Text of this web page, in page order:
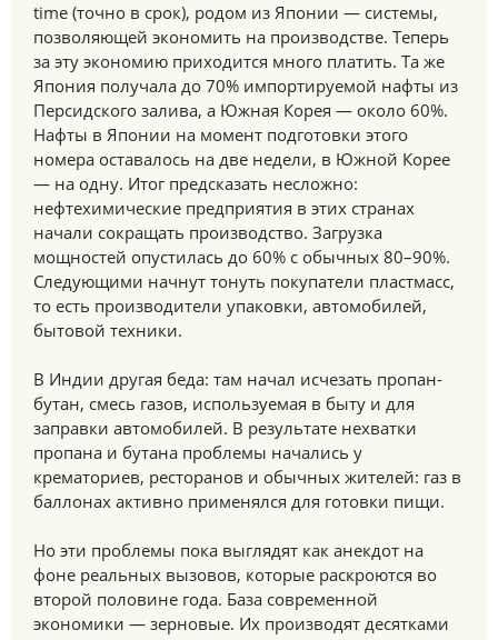
time (точно в срок), родом из Японии — системы,
позволяющей экономить на производстве. Теперь
за эту экономию приходится много платить. Та же
Япония получала до 70% импортируемой нафты из
Персидского залива, а Южная Корея — около 60%.
Нафты в Японии на момент подготовки этого
номера оставалось на две недели, в Южной Корее
— на одну. Итог предсказать несложно:
нефтехимические предприятия в этих странах
начали сокращать производство. Загрузка
мощностей опустилась до 60% с обычных 80–90%.
Следующими начнут тонуть покупатели пластмасс,
то есть производители упаковки, автомобилей,
бытовой техники.
В Индии другая беда: там начал исчезать пропан-
бутан, смесь газов, используемая в быту и для
заправки автомобилей. В результате нехватки
пропана и бутана проблемы начались у
крематориев, ресторанов и обычных жителей: газ в
баллонах активно применялся для готовки пищи.
Но эти проблемы пока выглядят как анекдот на
фоне реальных вызовов, которые раскроются во
второй половине года. База современной
экономики — зерновые. Их производят десятками